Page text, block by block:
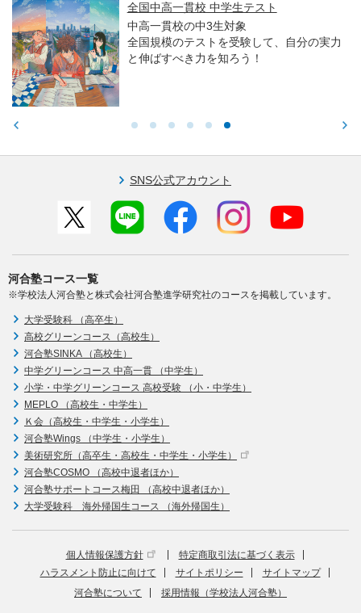
全国中高一貫校 中学生テスト
中高一貫校の中3生対象
全国規模のテストを受験して、自分の実力
と伸ばすべき力を知ろう！
SNS公式アカウント
河合塾コース一覧
※学校法人河合塾と株式会社河合塾進学研究社のコースを掲載しています。
大学受験科 （高卒生）
高校グリーンコース（高校生）
河合塾SINKA （高校生）
中学グリーンコース 中高一貫 （中学生）
小学・中学グリーンコース 高校受験 （小・中学生）
MEPLO （高校生・中学生）
Ｋ会（高校生・中学生・小学生）
河合塾Wings （中学生・小学生）
美術研究所（高卒生・高校生・中学生・小学生）
河合塾COSMO （高校中退者ほか）
河合塾サポートコース梅田 （高校中退者ほか）
大学受験科 海外帰国生コース （海外帰国生）
個人情報保護方針
特定商取引法に基づく表示
ハラスメント防止に向けて
サイトポリシー
サイトマップ
河合塾について
採用情報（学校法人河合塾）